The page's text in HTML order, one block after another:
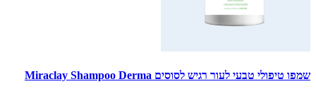
שמפו טיפולי טבעי לעור רגיש לסוסים Miraclay Shampoo Derma